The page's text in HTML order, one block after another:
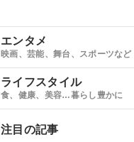
エンタメ
映画、芸能、舞台、スポーツなど
ライフスタイル
食、健康、美容…暮らし豊かに
注目の記事